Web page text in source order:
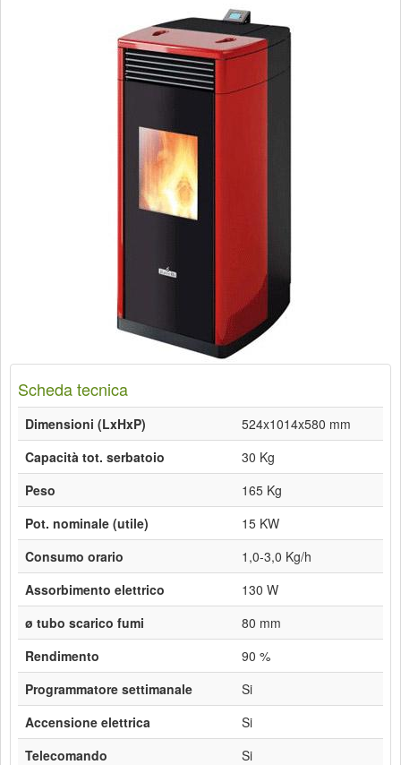
Scheda tecnica
Dimensioni (LxHxP)
524x1014x580 mm
Capacità tot. serbatoio
30 Kg
Peso
165 Kg
Pot. nominale (utile)
15 KW
Consumo orario
1,0-3,0 Kg/h
Assorbimento elettrico
130 W
ø tubo scarico fumi
80 mm
Rendimento
90 %
Programmatore settimanale
Si
Accensione elettrica
Si
Telecomando
Si